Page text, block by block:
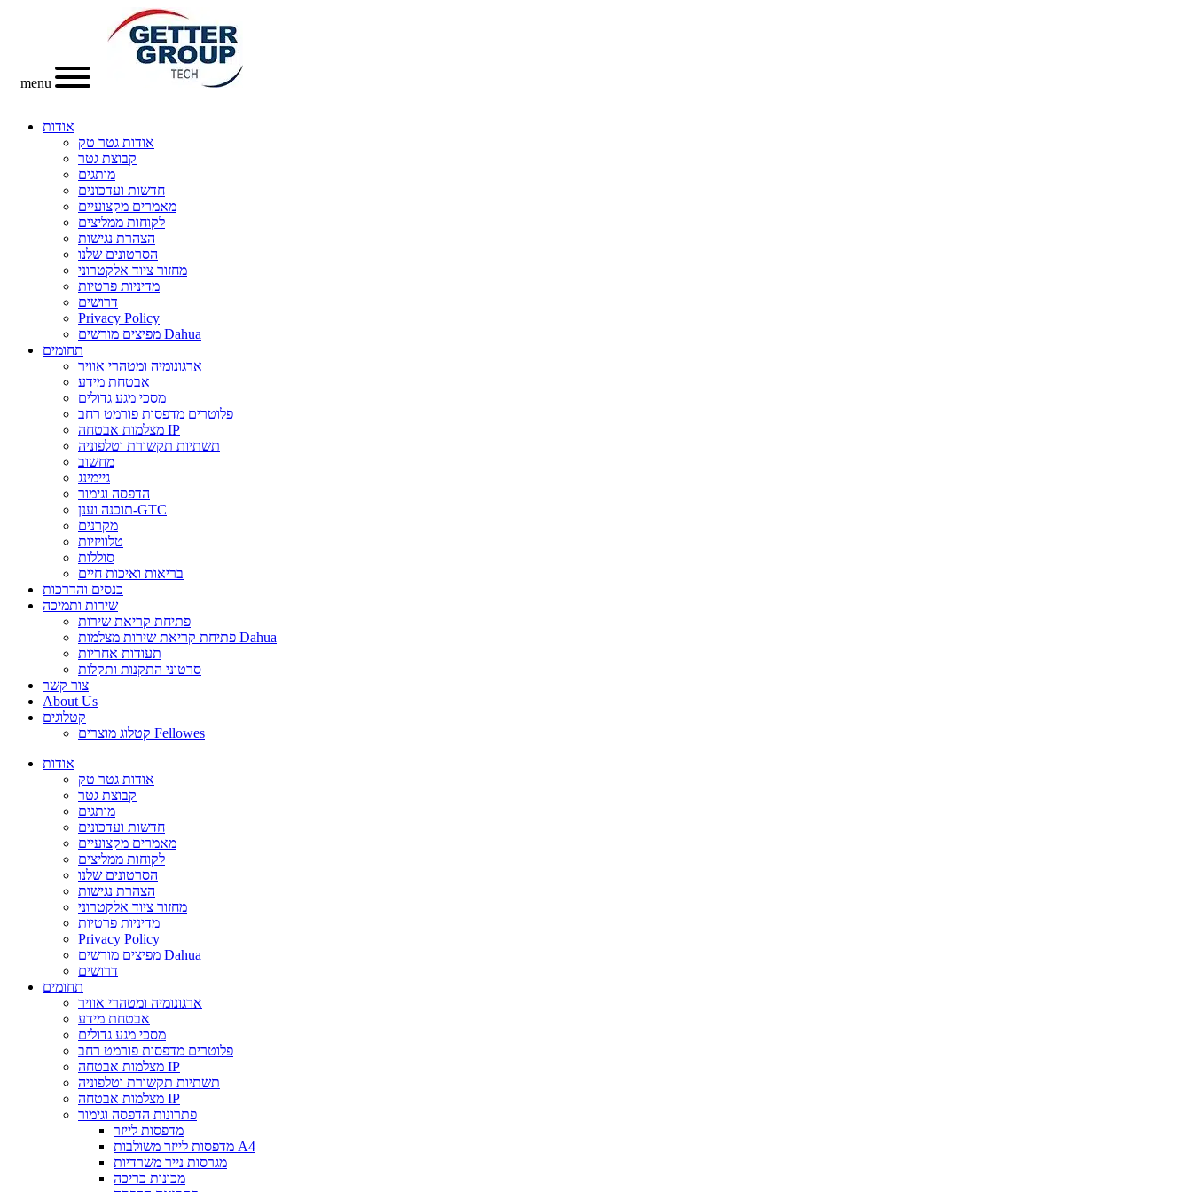
menu
אודות
אודות גטר טק
קבוצת גטר
מותגים
חדשות ועדכונים
מאמרים מקצועיים
לקוחות ממליצים
הצהרת נגישות
הסרטונים שלנו
מחזור ציוד אלקטרוני
מדיניות פרטיות
דרושים
Privacy Policy
מפיצים מורשים Dahua
תחומים
ארגונומיה ומטהרי אוויר
אבטחת מידע
מסכי מגע גדולים
פלוטרים מדפסות פורמט רחב
מצלמות אבטחה IP
תשתיות תקשורת וטלפוניה
מחשוב
גיימינג
הדפסה וגימור
תוכנה וענן-GTC
מקרנים
טלוויזיות
סוללות
בריאות ואיכות חיים
כנסים והדרכות
שירות ותמיכה
פתיחת קריאת שירות
פתיחת קריאת שירות מצלמות Dahua
תעודות אחריות
סרטוני התקנות ותקלות
צור קשר
About Us
קטלוגים
קטלוג מוצרים Fellowes
אודות
אודות גטר טק
קבוצת גטר
מותגים
חדשות ועדכונים
מאמרים מקצועיים
לקוחות ממליצים
הסרטונים שלנו
הצהרת נגישות
מחזור ציוד אלקטרוני
מדיניות פרטיות
Privacy Policy
מפיצים מורשים Dahua
דרושים
תחומים
ארגונומיה ומטהרי אוויר
אבטחת מידע
מסכי מגע גדולים
פלוטרים מדפסות פורמט רחב
מצלמות אבטחה IP
תשתיות תקשורת וטלפוניה
מצלמות אבטחה IP
פתרונות הדפסה וגימור
מדפסות לייזר
מדפסות לייזר משולבות A4
מגרסות נייר משרדיות
מכונות כריכה